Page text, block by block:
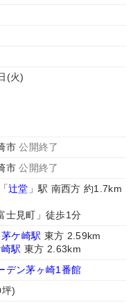
(火)
市公開終了
市公開終了
辻堂 」駅 南西方 約1.7km
士見町」徒歩1分
茅ケ崎駅 東方 2.59km
駅 東方 2.63km
デン茅ヶ崎1番館
)